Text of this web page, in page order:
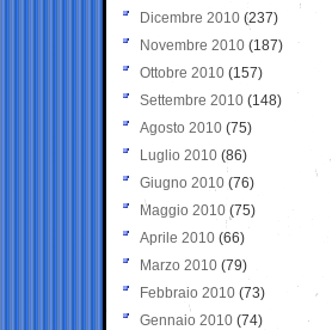
Dicembre 2010 (237)
Novembre 2010 (187)
Ottobre 2010 (157)
Settembre 2010 (148)
Agosto 2010 (75)
Luglio 2010 (86)
Giugno 2010 (76)
Maggio 2010 (75)
Aprile 2010 (66)
Marzo 2010 (79)
Febbraio 2010 (73)
Gennaio 2010 (74)